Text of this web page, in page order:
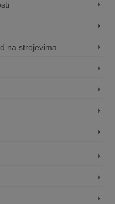
na strojevima